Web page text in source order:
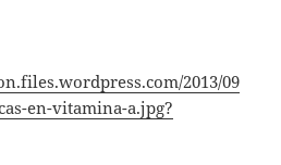
2013/09
en-vitamina-a.jpg?